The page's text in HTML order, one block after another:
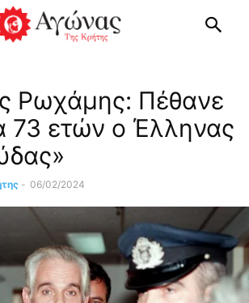
Ρωχάμης: Πέθανε
73 ετών ο Έλληνας
- 06/02/2024